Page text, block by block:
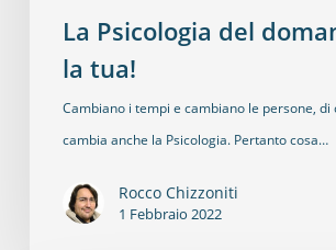
La Psicologia del
la tua!
Cambiano i tempi e cambiano le persone, di
cambia anche la Psicologia. Pertanto cosa…
Rocco Chizzoniti
1 Febbraio 2022